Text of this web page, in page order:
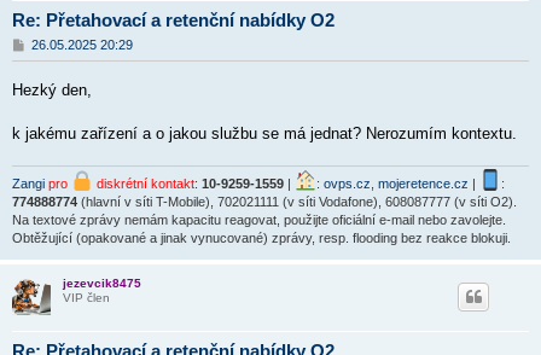
Re: Přetahovací a retenční nabídky O2
P
ř
s
v
k
26.05.2025 20:29
Hezký den,
k jakému zařízení a o jakou službu se má jednat? Nerozumím kontextu.
Zangi pro diskrétní kontakt: 10-9259-1559 : ovps.cz mojeretence.cz
:
774888774 (hlavní v síti T-Mobile), 702021111 (v síti Vodafone), 608087777 (v síti O2).
Na textové zprávy nemám kapacitu reagovat, použijte oficiální e-mail nebo zavolejte.
Obtěžující (opakované a jinak vynucované) zprávy, resp. flooding bez reakce blokuji.
jezevcik8475
VIP člen